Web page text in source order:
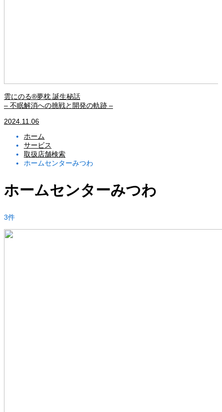
雲にのる®夢枕 誕生秘話
– 不眠解消への挑戦と開発の軌跡 –
2024.11.06
ホーム
サービス
取扱店舗検索
ホームセンターみつわ
ホームセンターみつわ
3件